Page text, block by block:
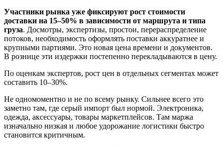
Участники рынка уже фиксируют рост стоимости
доставки на 15–50% в зависимости от маршрута и типа
груза. Досмотры, экспертизы, простои, перераспределение
потоков, необходимость оформлять поставки аккуратнее и
крупными партиями. Это новая цена времени и документов.
В рознице эти издержки постепенно перекладываются в цену.
По оценкам экспертов, рост цен в отдельных сегментах может
составить 10–30%.
Не одномоментно и не по всему рынку. Сильнее всего это
заметно там, где серый импорт был нормой. Электроника,
одежда, аксессуары, товары маркетплейсов. Там маржа
изначально низкая и любое удорожание логистики быстро
становится критичным.